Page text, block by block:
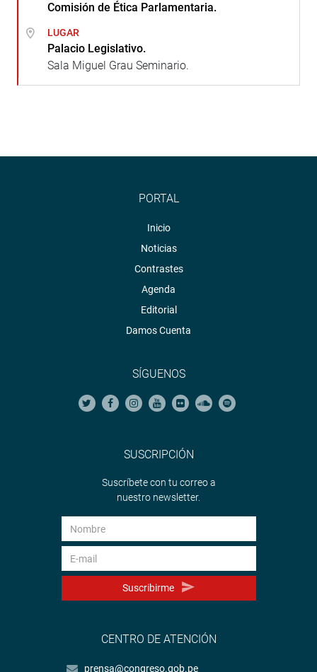
Comisión de Ética Parlamentaria.
LUGAR
Palacio Legislativo.
Sala Miguel Grau Seminario.
PORTAL
Inicio
Noticias
Contrastes
Agenda
Editorial
Damos Cuenta
SÍGUENOS
SUSCRIPCIÓN
Suscríbete con tu correo a
nuestro newsletter.
Suscribirme
CENTRO DE ATENCIÓN
prensa@congreso.gob.pe